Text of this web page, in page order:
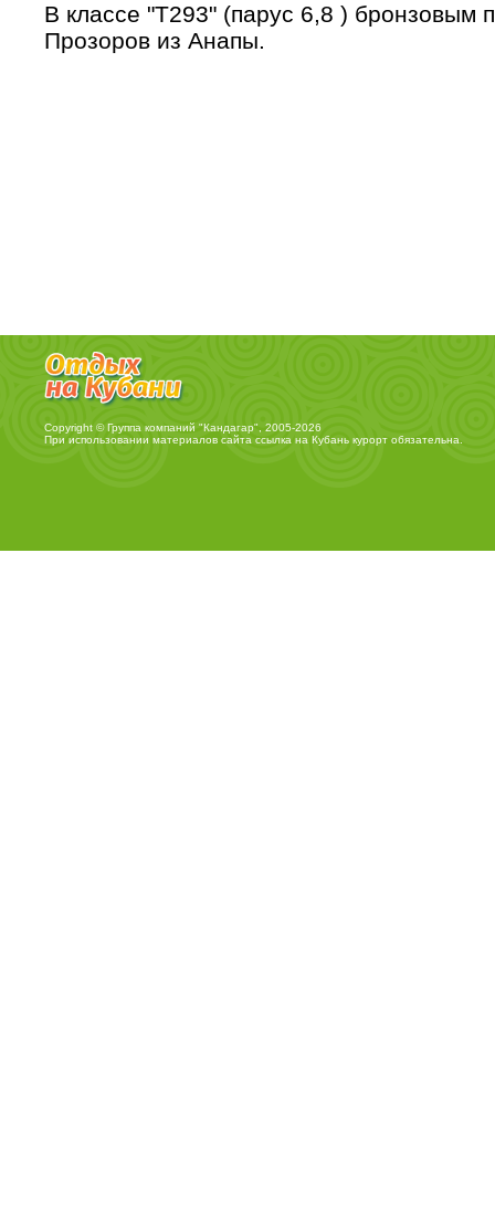
В классе "Т293" (парус 6,8 ) бронзовым
Прозоров из Анапы.
Copyright © Группа компаний "Кандагар", 2005-2026
При использовании материалов сайта ссылка на Кубань курортобязательна.